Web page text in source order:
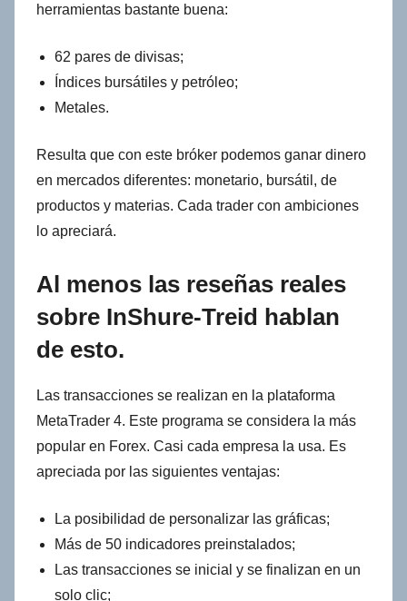
herramientas bastante buena:
62 pares de divisas;
Índices bursátiles y petróleo;
Metales.
Resulta que con este bróker podemos ganar dinero
en mercados diferentes: monetario, bursátil, de
productos y materias. Cada trader con ambiciones
lo apreciará.
Al menos las reseñas reales
sobre InShure-Treid hablan
de esto.
Las transacciones se realizan en la plataforma
MetaTrader 4. Este programa se considera la más
popular en Forex. Casi cada empresa la usa. Es
apreciada por las siguientes ventajas:
La posibilidad de personalizar las gráficas;
Más de 50 indicadores preinstalados;
Las transacciones se inicial y se finalizan en un
solo clic;